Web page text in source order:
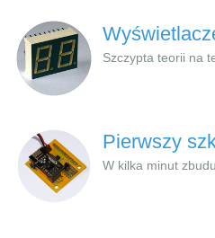
Szczypta teorii na
Pierwszy
W kilka minut